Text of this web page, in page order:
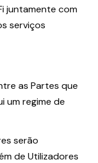
juntamente com
serviços
as Partes que
um regime de
serão
de Utilizadores